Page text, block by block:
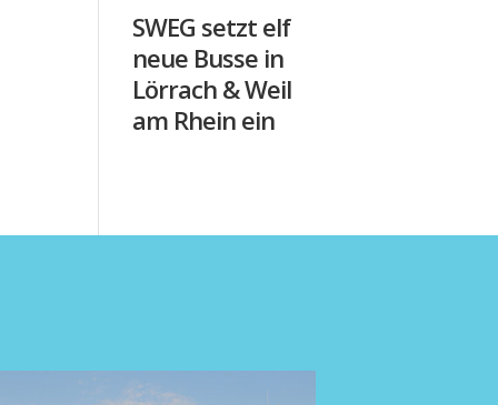
SWEG setzt elf
neue Busse in
Lörrach & Weil
am Rhein ein